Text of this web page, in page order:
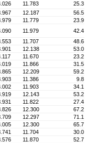
11.783
25.3
12.187
56.5
11.779
23.9
11.979
42.4
11.707
48.6
12.138
53.0
11.670
23.2
11.866
31.5
12.209
59.2
11.386
9.8
11.903
34.1
12.143
53.2
11.822
27.4
12.300
67.2
12.297
71.1
12.300
65.7
11.704
30.0
11.870
52.7